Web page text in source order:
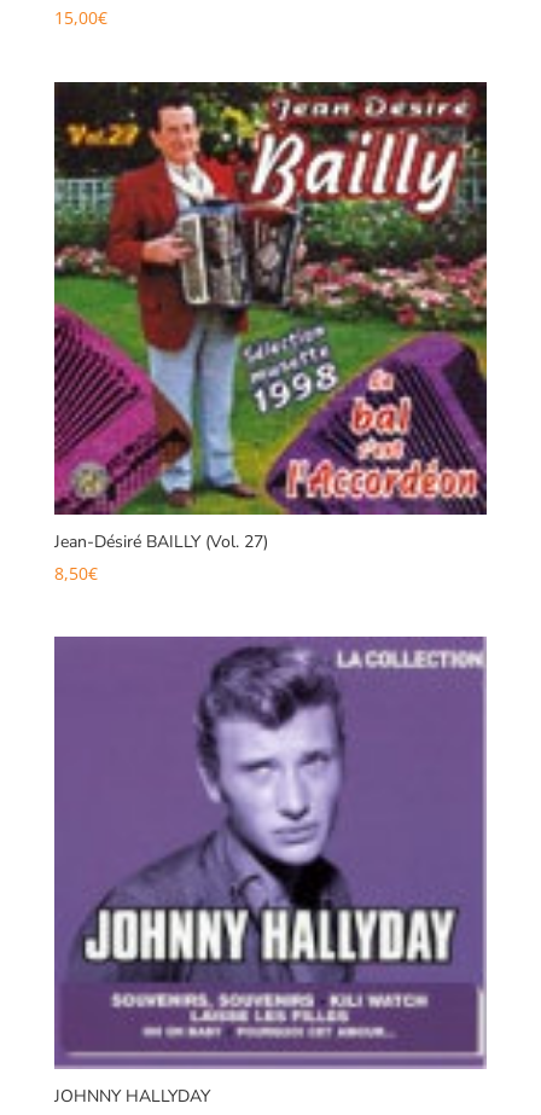
15,00€
Jean-Désiré BAILLY (Vol. 27)
8,50€
JOHNNY HALLYDAY